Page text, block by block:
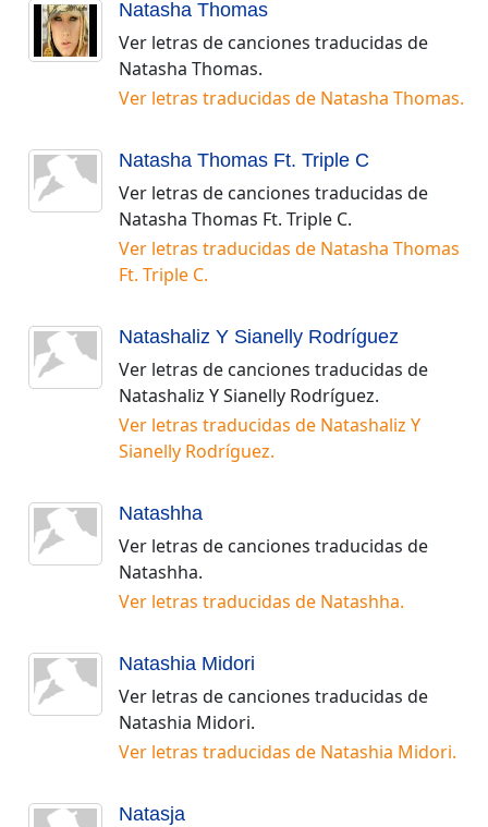
Natasha Thomas
Ver letras de canciones traducidas de
Natasha Thomas.
Ver letras traducidas de Natasha Thomas.
Natasha Thomas Ft. Triple C
Ver letras de canciones traducidas de
Natasha Thomas Ft. Triple C.
Ver letras traducidas de Natasha Thomas
Ft. Triple C.
Natashaliz Y Sianelly Rodríguez
Ver letras de canciones traducidas de
Natashaliz Y Sianelly Rodríguez.
Ver letras traducidas de Natashaliz Y
Sianelly Rodríguez.
Natashha
Ver letras de canciones traducidas de
Natashha.
Ver letras traducidas de Natashha.
Natashia Midori
Ver letras de canciones traducidas de
Natashia Midori.
Ver letras traducidas de Natashia Midori.
Natasja